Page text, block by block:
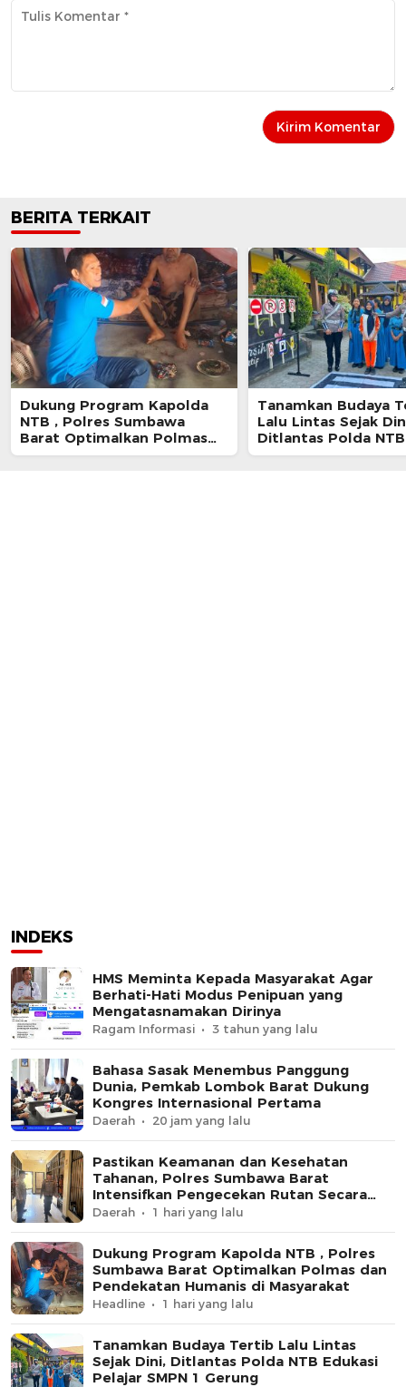
BERITA TERKAIT
Dukung Program Kapolda
NTB , Polres Sumbawa
Barat Optimalkan Polmas
dan Pendekatan Humanis di
Tanamkan Budaya
Lalu Lintas Sejak
Ditlantas Polda
Pelajar SMPN 1
INDEKS
HMS Meminta Kepada Masyarakat Agar
Berhati-Hati Modus Penipuan yang
Mengatasnamakan Dirinya
Ragam Informasi 3 tahun yang lalu
Bahasa Sasak Menembus Panggung
Dunia, Pemkab Lombok Barat Dukung
Kongres Internasional Pertama
Daerah 20 jam yang lalu
Pastikan Keamanan dan Kesehatan
Tahanan, Polres Sumbawa Barat
Intensifkan Pengecekan Rutan Secara
Berkala
Daerah 1 hari yang lalu
Dukung Program Kapolda NTB , Polres
Sumbawa Barat Optimalkan Polmas dan
Pendekatan Humanis di Masyarakat
Headline 1 hari yang lalu
Tanamkan Budaya Tertib Lalu Lintas
Sejak Dini, Ditlantas Polda NTB Edukasi
Pelajar SMPN 1 Gerung